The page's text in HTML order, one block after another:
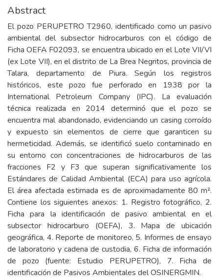
Abstract
El pozo PERUPETRO T2960, identificado como un pasivo
ambiental del subsector hidrocarburos con el código de
Ficha OEFA F02093, se encuentra ubicado en el Lote VII/VI
(ex Lote VII), en el distrito de La Brea Negritos, provincia de
Talara, departamento de Piura. Según los registros
históricos, este pozo fue perforado en 1938 por la
International Petroleum Company (IPC). La evaluación
técnica realizada en 2014 determinó que el pozo se
encuentra mal abandonado, evidenciando un casing corroído
y expuesto sin elementos de cierre que garanticen su
hermeticidad. Además, se identificó suelo contaminado en
su entorno con concentraciones de hidrocarburos de las
fracciones F2 y F3 que superan significativamente los
Estándares de Calidad Ambiental (ECA) para uso agrícola.
El área afectada estimada es de aproximadamente 80 m².
Contiene los siguientes anexos: 1. Registro fotográfico, 2.
Ficha para la identificación de pasivo ambiental en el
subsector hidrocarburo (OEFA), 3. Mapa de ubicación
geográfica, 4. Reporte de monitoreo, 5. Informes de ensayo
de laboratorio y cadena de custodia, 6. Ficha de información
de pozo (fuente: Estudio PERUPETRO), 7. Ficha de
identificación de Pasivos Ambientales del OSINERGMIN.